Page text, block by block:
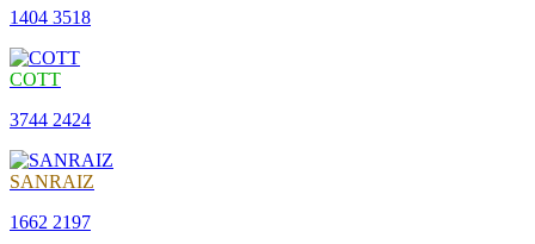
1404 3518
COTT
3744 2424
SANRAIZ
1662 2197